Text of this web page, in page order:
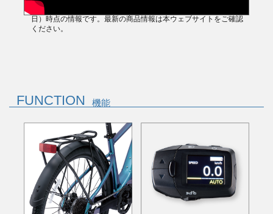
※旧商品を使用しており、動画の内容は撮影当時（2023年5月25
日）時点の情報です。最新の商品情報は本ウェブサイトをご確認
ください。
FUNCTION 機能